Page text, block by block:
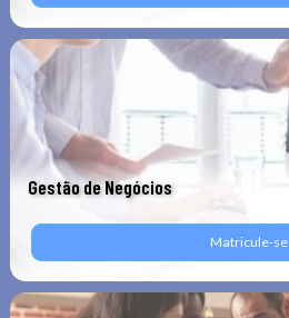
Gestão de Negócios
Matricule-se